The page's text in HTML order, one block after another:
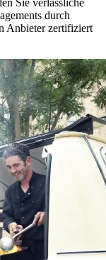
Sie verlässliche
durch
Anbieter zertifiziert